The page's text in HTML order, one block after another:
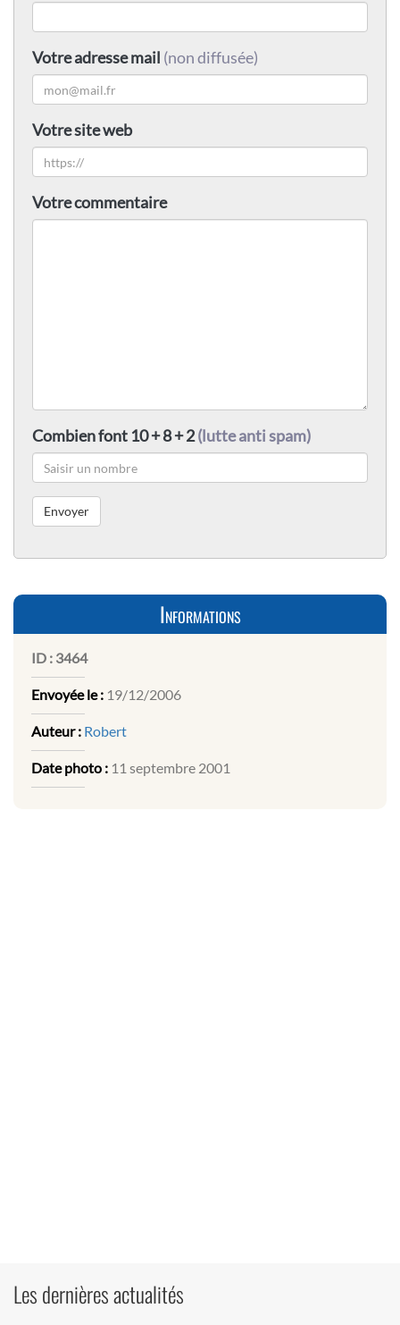
Votre adresse mail (non diffusée)
Votre site web
Votre commentaire
Combien font 10 + 8 + 2(lutte anti spam)
Informations
ID : 3464
Envoyée le : 19/12/2006
Auteur : Robert
Date photo : 11 septembre 2001
Les dernières actualités